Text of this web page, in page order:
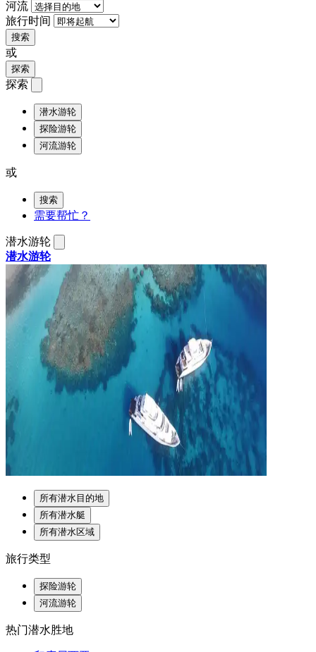
河流
旅行时间
搜索
或
探索
探索
潜水游轮
探险游轮
河流游轮
或
搜索
需要帮忙？
潜水游轮
潜水游轮
所有潜水目的地
所有潜水艇
所有潜水区域
旅行类型
探险游轮
河流游轮
热门潜水胜地